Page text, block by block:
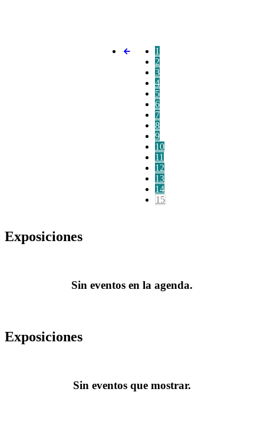
1
2
3
4
5
6
7
8
9
10
11
12
13
14
15
Exposiciones
Sin eventos en la agenda.
Exposiciones
Sin eventos que mostrar.